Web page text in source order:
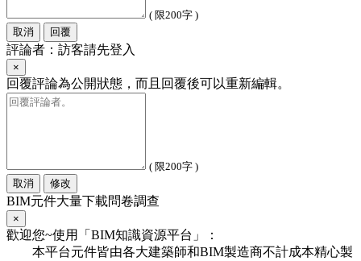
( 限200字 )
取消
回覆
評論者：訪客請先登入
×
回覆評論為公開狀態，而且回覆後可以重新編輯。
( 限200字 )
取消
修改
BIM元件大量下載問卷調查
×
歡迎您~使用「BIM知識資源平台」：
本平台元件皆由各大建築師和BIM製造商不計成本精心製